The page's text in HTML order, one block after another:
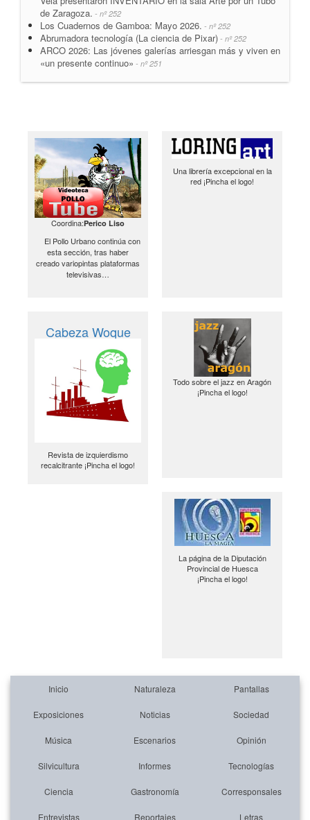
de Zaragoza. - nº 252
Los Cuadernos de Gamboa: Mayo 2026. - nº 252
Abrumadora tecnología (La ciencia de Pixar) - nº 252
ARCO 2026: Las jóvenes galerías arriesgan más y viven en
«un presente continuo» - nº 251
Coordina:Perico Liso
El Pollo Urbano continúa con
esta sección, tras haber
creado variopintas plataformas
televisivas…
Una librería excepcional en la
red ¡Pincha el logo!
Cabeza Woque
Revista de izquierdismo
recalcitrante ¡Pincha el logo!
Todo sobre el jazz en Aragón
¡Pincha el logo!
La página de la Diputación
Provincial de Huesca
¡Pincha el logo!
Inicio Naturaleza Pantallas
Exposiciones Noticias Sociedad
Música Escenarios Opinión
Silvicultura Informes Tecnologías
Ciencia Gastronomía Corresponsales
Entrevistas Reportajes Letras